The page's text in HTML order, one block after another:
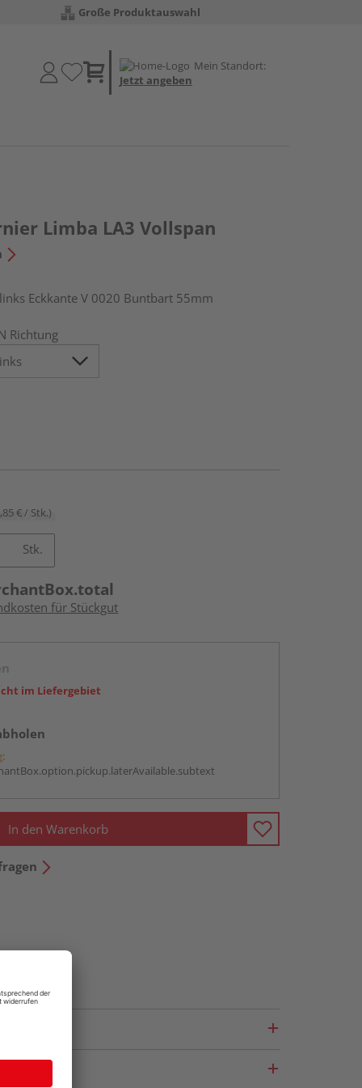
Große Produktauswahl
Mein Standort:
Jetzt angeben
Limba LA3 Vollspan
Eckkante V 0020 Buntbart 55mm
Richtung
€ / Stk.)
Stk.
für Stückgut
im Liefergebiet
In den Warenkorb